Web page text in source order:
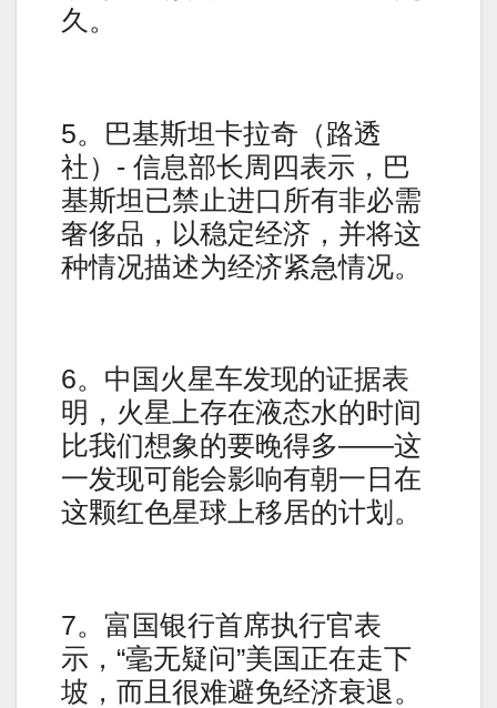
久。
5。巴基斯坦卡拉奇（路透
社）- 信息部长周四表示，巴
基斯坦已禁止进口所有非必需
奢侈品，以稳定经济，并将这
种情况描述为经济紧急情况。
6。中国火星车发现的证据表
明，火星上存在液态水的时间
比我们想象的要晚得多——这
一发现可能会影响有朝一日在
这颗红色星球上移居的计划。
7。富国银行首席执行官表
示，“毫无疑问”美国正在走下
坡，而且很难避免经济衰退。